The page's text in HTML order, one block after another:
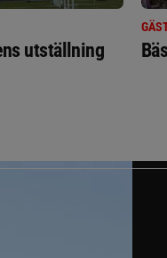
utställning